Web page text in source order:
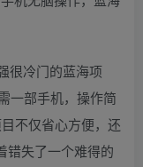
很冷门的蓝海项
一部手机，操作简
不仅省心方便，还
错失了一个难得的